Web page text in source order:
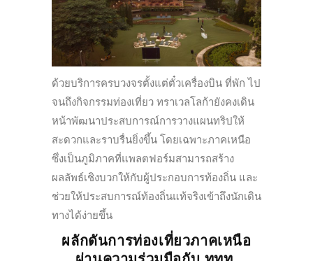
ด้วยบริการครบวงจรตั้งแต่ตั๋วเครื่องบิน ที่พัก ไป
จนถึงกิจกรรมท่องเที่ยว ทราเวลโลก้ายังคงเดิน
หน้าพัฒนาประสบการณ์การวางแผนทริปให้
สะดวกและราบรื่นยิ่งขึ้น โดยเฉพาะภาคเหนือ
ซึ่งเป็นภูมิภาคที่แพลตฟอร์มสามารถสร้าง
ผลลัพธ์เชิงบวกให้กับผู้ประกอบการท้องถิ่น และ
ช่วยให้ประสบการณ์ท้องถิ่นแท้จริงเข้าถึงนักเดิน
ทางได้ง่ายขึ้น
ผลักดันการท่องเที่ยวภาคเหนือ